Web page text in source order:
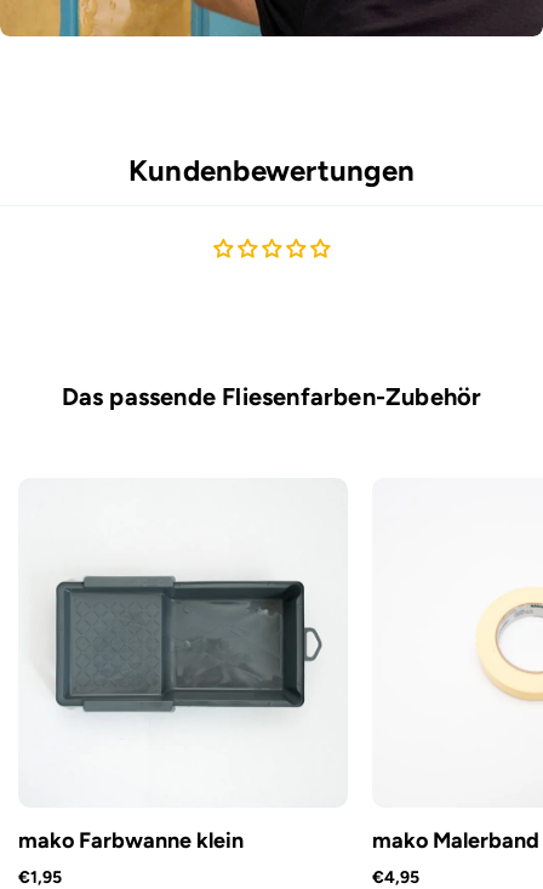
Kundenbewertungen
Das passende Fliesenfarben-Zubehör
mako Farbwanne klein
€1,95
mako Malerband
€4,95